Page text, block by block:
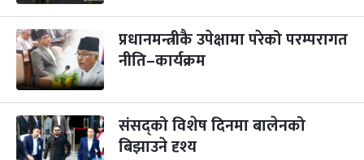
४
बुध कार्तिक ४, २०८३ Oct 21, 2026
५
बिहि
पापा‌ङ्कुशा एकादशी व्रत
कार्तिक ५, २०८३
२२
आइत
कुकुर तिहार
कार्तिक २२, २०८३-Nov 8, 2026
३ महिना बाँकी
प्रधानमन्त्रीकै उपेक्षामा परेको परम्परागत
नीति–कार्यक्रम
संसद्को विशेष दिनमा बालेनको
बिझाउने दृश्य